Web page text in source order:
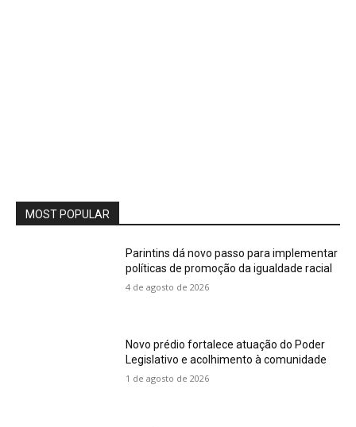
MOST POPULAR
Parintins dá novo passo para implementar
políticas de promoção da igualdade racial
4 de agosto de 2026
Novo prédio fortalece atuação do Poder
Legislativo e acolhimento à comunidade
1 de agosto de 2026